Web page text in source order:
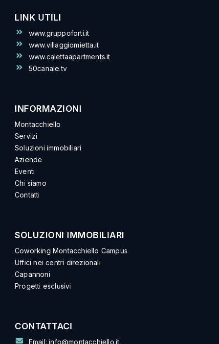
LINK UTILI
www.gruppoforti.it
www.villaggiomietta.it
www.calettaapartments.it
50canale.tv
INFORMAZIONI
Montacchiello
Servizi
Soluzioni immobiliari
Aziende
Eventi
Chi siamo
Contatti
SOLUZIONI IMMOBILIARI
Coworking Montacchiello Campus
Uffici nei centri direzionali
Capannoni
Progetti esclusivi
CONTATTACI
Email: info@montacchiello.it